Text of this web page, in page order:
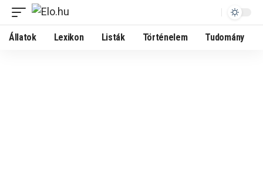
Állatok Lexikon Listák Történelem Tudomány